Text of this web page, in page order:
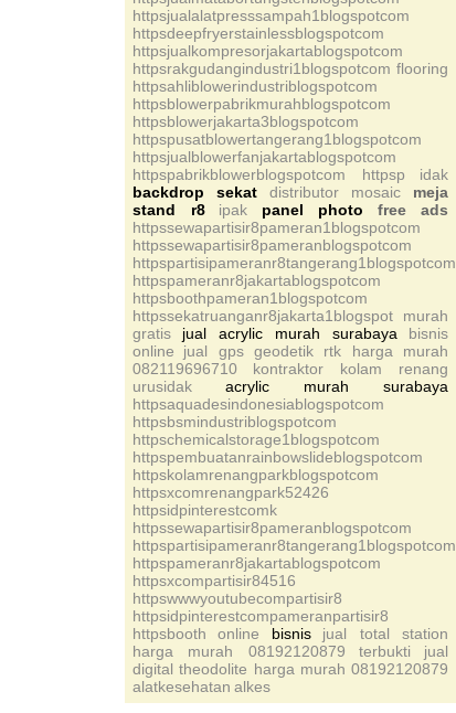
httpsjualalatpresssampah1blogspotcom
httpsdeepfryerstainlessblogspotcom
httpsjualkompresorjakartablogspotcom
httpsrakgudangindustri1blogspotcom flooring
httpsahliblowerindustriblogspotcom
httpsblowerpabrikmurahblogspotcom
httpsblowerjakarta3blogspotcom
httpspusatblowertangerang1blogspotcom
httpsjualblowerfanjakartablogspotcom
httpspabrikblowerblogspotcom httpsp
idak
backdrop
sekat distributor mosaic
meja
stand r8
ipak panel photo
free ads
httpssewapartisir8pameran1blogspotcom
httpssewapartisir8pameranblogspotcom
httpspartisipameranr8tangerang1blogspotcom
httpspameranr8jakartablogspotcom
httpsboothpameran1blogspotcom
httpssekatruanganr8jakarta1blogspot
murah
gratis
jual acrylic murah surabaya
bisnis
online
jual gps geodetik rtk harga murah
082119696710
kontraktor kolam renang
urusidak
acrylic murah surabaya
httpsaquadesindonesiablogspotcom
httpsbsmindustriblogspotcom
httpschemicalstorage1blogspotcom
httpspembuatanrainbowslideblogspotcom
httpskolamrenangparkblogspotcom
httpsxcomrenangpark52426
httpsidpinterestcomk
httpssewapartisir8pameranblogspotcom
httpspartisipameranr8tangerang1blogspotcom
httpspameranr8jakartablogspotcom
httpsxcompartisir84516
httpswwwyoutubecompartisir8
httpsidpinterestcompameranpartisir8
httpsbooth
online bisnis
jual total station
harga murah 08192120879
terbukti
jual
digital theodolite harga murah 08192120879
alatkesehatan alkes